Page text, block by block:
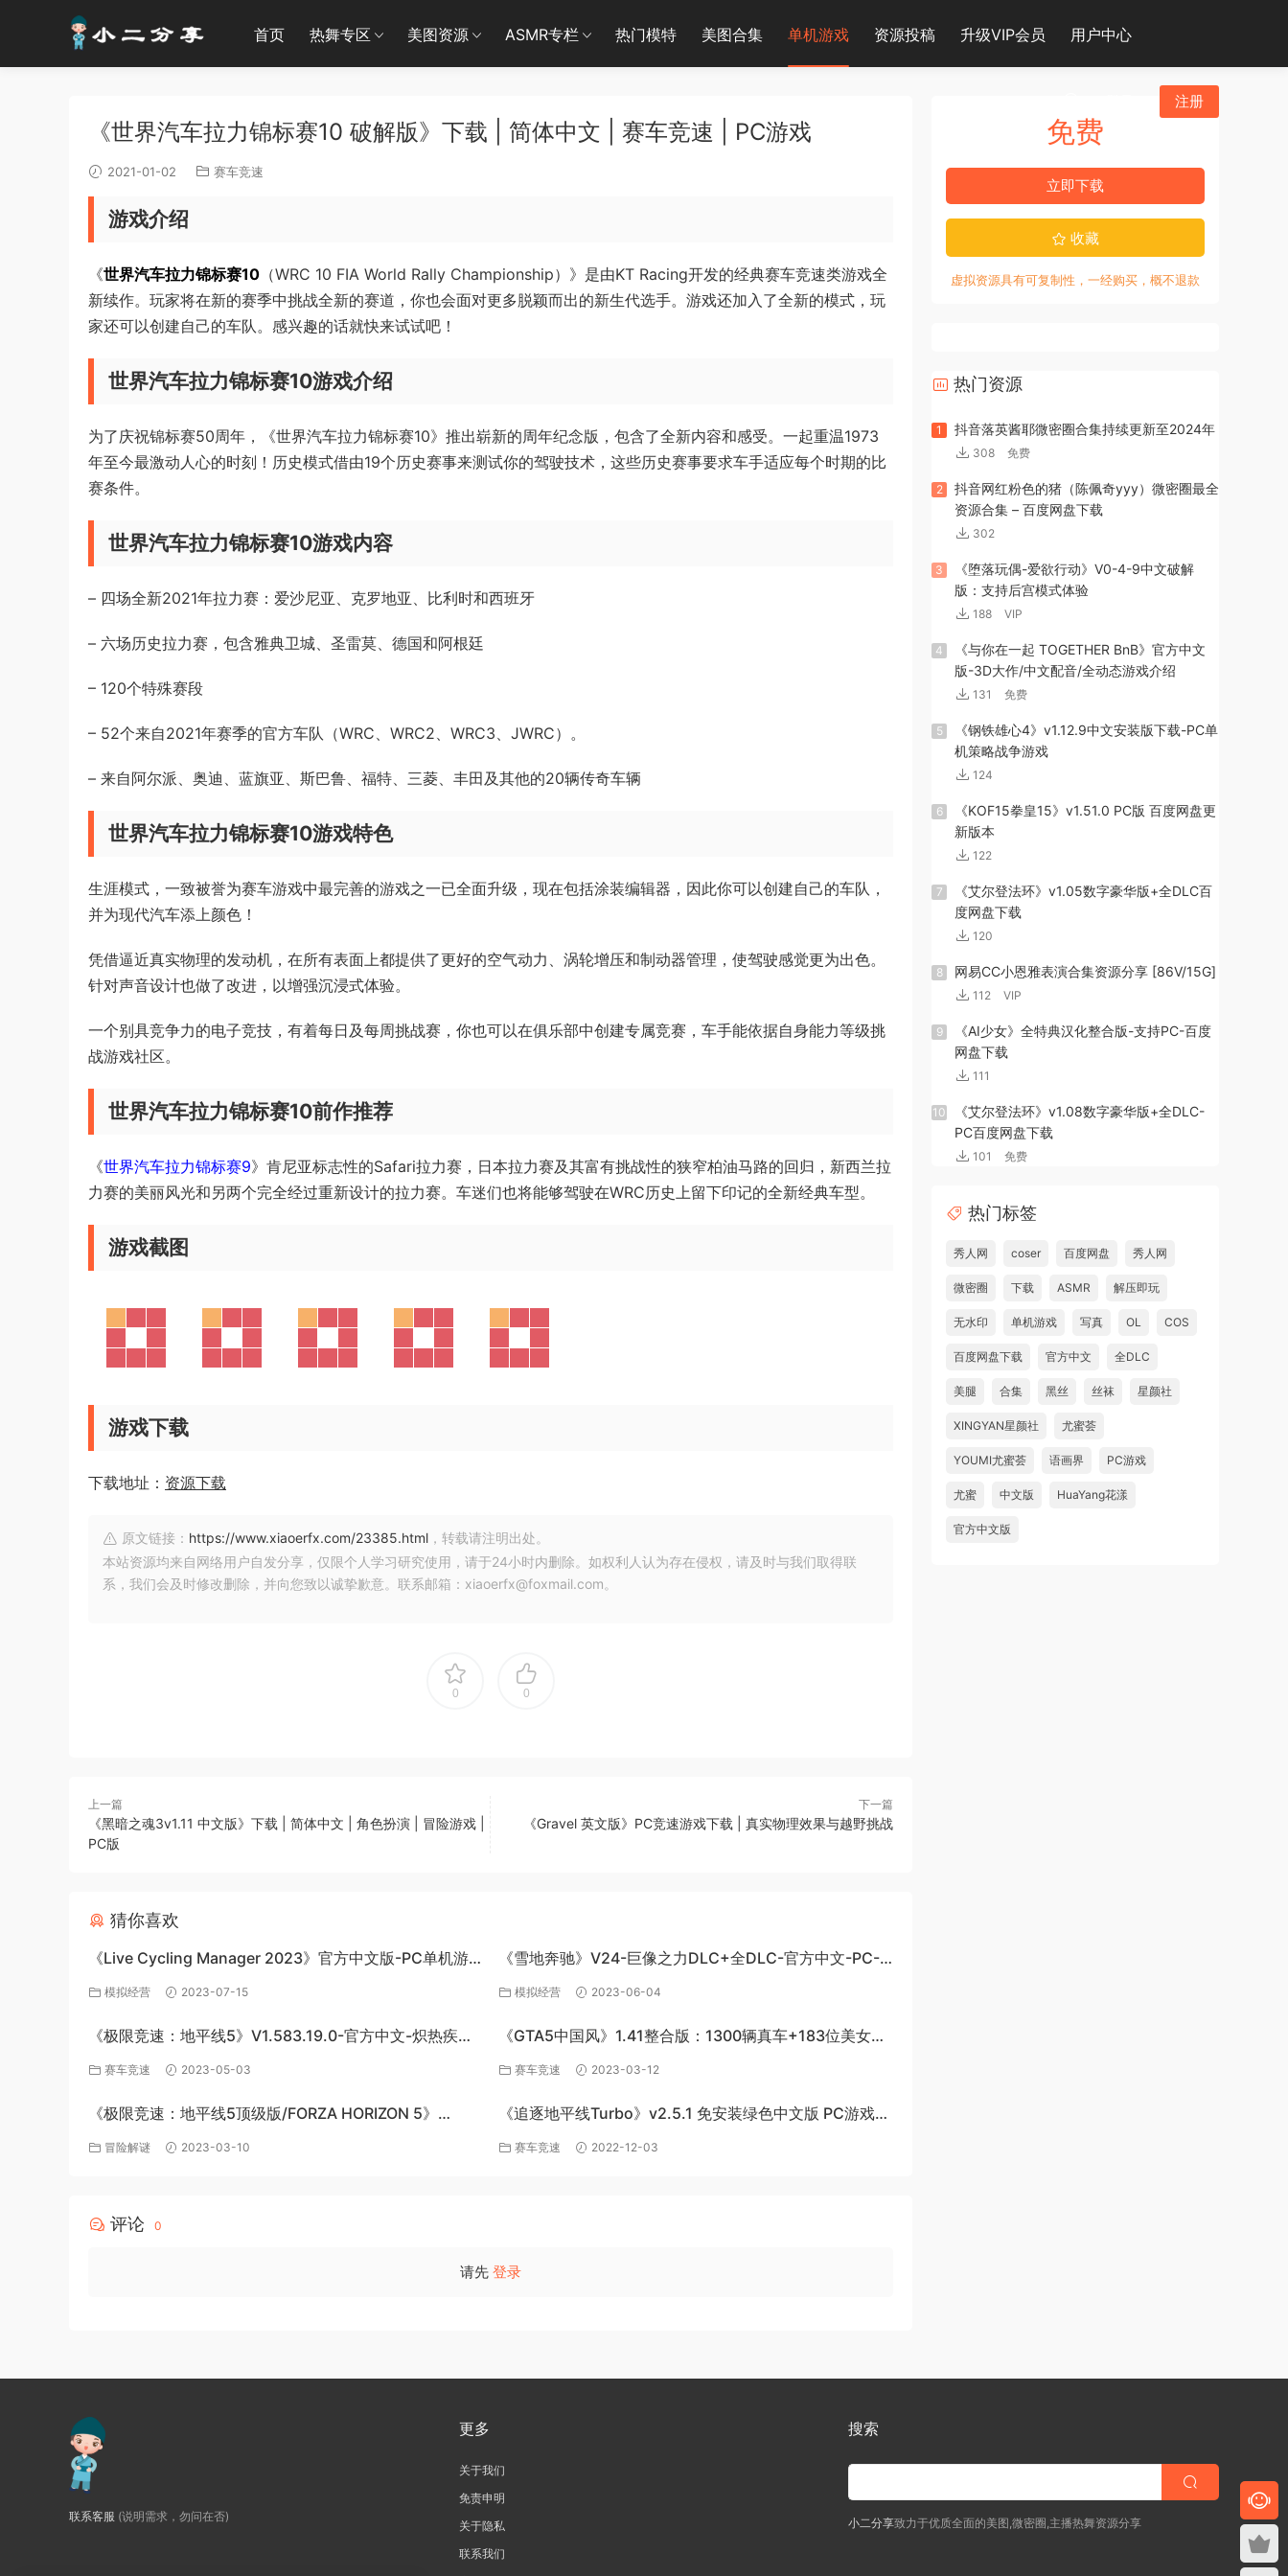
首页 热舞专区 美图资源 ASMR专栏 热门模特 美图合集 单机游戏 资源投稿 升级VIP会员 用户中心
注册
《世界汽车拉力锦标赛10 破解版》下载 | 简体中文 | 赛车竞速 | PC游戏
2021-01-02 赛车竞速
游戏介绍
《世界汽车拉力锦标赛10 （WRC 10 FIA World Rally Championship）》是由KT Racing开发的经典赛车竞速类游戏全
新续作。玩家将在新的赛季中挑战全新的赛道，你也会面对更多脱颖而出的新生代选手。游戏还加入了全新的模式，玩
家还可以创建自己的车队。感兴趣的话就快来试试吧！
世界汽车拉力锦标赛10游戏介绍
为了庆祝锦标赛50周年，《世界汽车拉力锦标赛10》推出崭新的周年纪念版，包含了全新内容和感受。一起重温1973
年至今最激动人心的时刻！历史模式借由19个历史赛事来测试你的驾驶技术，这些历史赛事要求车手适应每个时期的比
赛条件。
世界汽车拉力锦标赛10游戏内容
– 四场全新2021年拉力赛：爱沙尼亚、克罗地亚、比利时和西班牙
– 六场历史拉力赛，包含雅典卫城、圣雷莫、德国和阿根廷
– 120个特殊赛段
– 52个来自2021年赛季的官方车队（WRC、WRC2、WRC3、JWRC）。
– 来自阿尔派、奥迪、蓝旗亚、斯巴鲁、福特、三菱、丰田及其他的20辆传奇车辆
世界汽车拉力锦标赛10游戏特色
生涯模式，一致被誉为赛车游戏中最完善的游戏之一已全面升级，现在包括涂装编辑器，因此你可以创建自己的车队，
并为现代汽车添上颜色！
凭借逼近真实物理的发动机，在所有表面上都提供了更好的空气动力、涡轮增压和制动器管理，使驾驶感觉更为出色。
针对声音设计也做了改进，以增强沉浸式体验。
一个别具竞争力的电子竞技，有着每日及每周挑战赛，你也可以在俱乐部中创建专属竞赛，车手能依据自身能力等级挑
战游戏社区。
世界汽车拉力锦标赛10前作推荐
《世界汽车拉力锦标赛9》肯尼亚标志性的Safari拉力赛，日本拉力赛及其富有挑战性的狭窄柏油马路的回归，新西兰拉
力赛的美丽风光和另两个完全经过重新设计的拉力赛。车迷们也将能够驾驶在WRC历史上留下印记的全新经典车型。
游戏截图
游戏下载
下载地址： 资源下载
原文链接： https://www.xiaoerfx.com/23385.html ，转载请注明出处。
本站资源均来自网络用户自发分享，仅限个人学习研究使用，请于24小时内删除。如权利人认为存在侵权，请及时与我们取得联
系，我们会及时修改删除，并向您致以诚挚歉意。联系邮箱：xiaoerfx@foxmail.com。
0 0
上一篇
《黑暗之魂3v1.11 中文版》下载 | 简体中文 | 角色扮演 | 冒险游戏 |
PC版
下一篇
《Gravel 英文版》PC竞速游戏下载 | 真实物理效果与越野挑战
猜你喜欢
《Live Cycling Manager 2023》官方中文版-PC单机游
戏百度网盘免费下载
模拟经营 2023-07-15
《雪地奔驰》V24-巨像之力DLC+全DLC-官方中文-PC-
百度网盘资源
模拟经营 2023-06-04
《极限竞速：地平线5》V1.583.19.0-官方中文-炽热疾风-
极速绽放+全DLC-PC版百度网盘资源
赛车竞速 2023-05-03
《GTA5中国风》1.41整合版：1300辆真车+183位美女与
英雄+200%存档下载（PC-百度网盘）
赛车竞速 2023-03-12
《极限竞速：地平线5顶级版/FORZA HORIZON 5》
v1.563.816+全DLC-PC百度网盘资源
冒险解谜 2023-03-10
《追逐地平线Turbo》v2.5.1 免安装绿色中文版 PC游戏
百度网盘下载
赛车竞速 2022-12-03
评论 0
请先 登录
免费
立即下载
收藏
虚拟资源具有可复制性，一经购买，概不退款
热门资源
1 抖音落英酱耶微密圈合集持续更新至2024年
308 免费
2
抖音网红粉色的猪（陈佩奇yyy）微密圈最全
资源合集 – 百度网盘下载
302
3
《堕落玩偶-爱欲行动》V0-4-9中文破解
版：支持后宫模式体验
188 VIP
4
《与你在一起 TOGETHER BnB》官方中文
版-3D大作/中文配音/全动态游戏介绍
131 免费
5
《钢铁雄心4》v1.12.9中文安装版下载-PC单
机策略战争游戏
124
6
《KOF15拳皇15》v1.51.0 PC版 百度网盘更
新版本
122
7
《艾尔登法环》v1.05数字豪华版+全DLC百
度网盘下载
120
8 网易CC小恩雅表演合集资源分享 [86V/15G]
112 VIP
9
《AI少女》全特典汉化整合版-支持PC-百度
网盘下载
111
10
《艾尔登法环》v1.08数字豪华版+全DLC-
PC百度网盘下载
101 免费
热门标签
秀人网 coser 百度网盘 秀人网
微密圈 下载 ASMR 解压即玩
无水印 单机游戏 写真 OL COS
百度网盘下载 官方中文 全DLC
美腿 合集 黑丝 丝袜 星颜社
XINGYAN星颜社 尤蜜荟
YOUMI尤蜜荟 语画界 PC游戏
尤蜜 中文版 HuaYang花漾
官方中文版
联系客服 (说明需求，勿问在否)
更多
关于我们
免责申明
关于隐私
联系我们
搜索
小二分享致力于优质全面的美图,微密圈,主播热舞资源分享